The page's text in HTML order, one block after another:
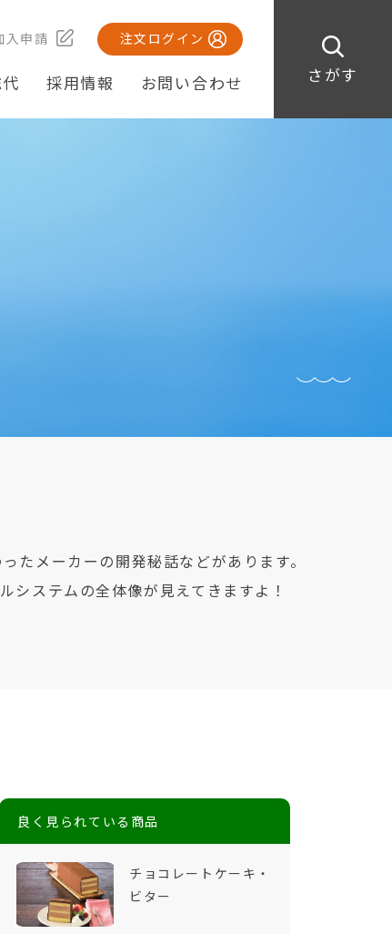
さがす
入申請 注文ログイン
採用情報 お問い合わせ
たメーカーの開発秘話などがあります。
システムの全体像が見えてきますよ！
良く見られている商品
チョコレートケーキ・
ビター